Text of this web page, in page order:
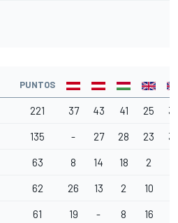
PUNTOS
221 37 43 41 25
135 - 27 28 23
63 8 14 18 2
62 26 13 2 10
61 19 - 8 16